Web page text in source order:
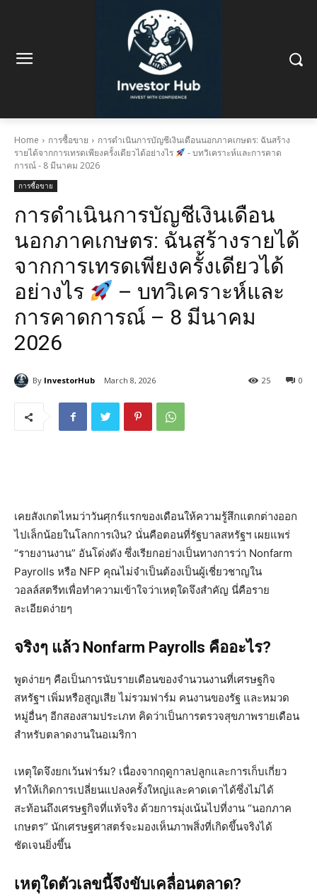
Home การซื้อขาย
การดำเนินการบัญชีเงินเดือนนอกภาคเกษตร: ฉันสร้าง
รายได้จากการเทรดเพียงครั้งเดียวได้อย่างไร
- บทวิเคราะห์และการคาด
การณ์ - 8 มีนาคม 2026
การซื้อขาย
การดำเนินการบัญชีเงินเดือน
นอกภาคเกษตร: ฉันสร้างรายได้
จากการเทรดเพียงครั้งเดียวได้
อย่างไร
– บทวิเคราะห์และ
การคาดการณ์ – 8 มีนาคม
2026
By InvestorHub March 8, 2026 0
25
เคยสังเกตไหมว่าวันศุกร์แรกของเดือนให้ความรู้สึกแตกต่างออก
ไปเล็กน้อยในโลกการเงิน? นั่นคือตอนที่รัฐบาลสหรัฐฯ เผยแพร่
“รายงานงาน” อันโด่งดัง ซึ่งเรียกอย่างเป็นทางการว่า Nonfarm
Payrolls หรือ NFP คุณไม่จำเป็นต้องเป็นผู้เชี่ยวชาญใน
วอลล์สตรีทเพื่อทำความเข้าใจว่าเหตุใดจึงสำคัญ นี่คือราย
ละเอียดง่ายๆ
จริงๆ แล้ว Nonfarm Payrolls คืออะไร?
พูดง่ายๆ คือเป็นการนับรายเดือนของจำนวนงานที่เศรษฐกิจ
สหรัฐฯ เพิ่มหรือสูญเสีย ไม่รวมฟาร์ม คนงานของรัฐ และหมวด
หมู่อื่นๆ อีกสองสามประเภท คิดว่าเป็นการตรวจสุขภาพรายเดือน
สำหรับตลาดงานในอเมริกา
เหตุใดจึงยกเว้นฟาร์ม? เนื่องจากฤดูกาลปลูกและการเก็บเกี่ยว
ทำให้เกิดการเปลี่ยนแปลงครั้งใหญ่และคาดเดาได้ซึ่งไม่ได้
สะท้อนถึงเศรษฐกิจที่แท้จริง ด้วยการมุ่งเน้นไปที่งาน “นอกภาค
เกษตร” นักเศรษฐศาสตร์จะมองเห็นภาพสิ่งที่เกิดขึ้นจริงได้
ชัดเจนยิ่งขึ้น
เหตุใดตัวเลขนี้จึงขับเคลื่อนตลาด?